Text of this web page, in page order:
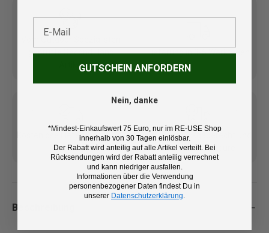
geprüfte Second Hand
Artikel
Lieferung in 3-5 Werktagen
Kostenlose Lieferung ab 100
€ (DE/AT)
14 Tage Rückgaberecht und
kostenlose Retoure
Beschreibung
GUTSCHEIN ANFORDERN
Nein, danke
*Mindest-Einkaufswert 75 Euro, nur im RE-USE Shop
innerhalb von 30 Tagen einlösbar.
Der Rabatt wird anteilig auf alle Artikel verteilt. Bei
Rücksendungen wird der Rabatt anteilig verrechnet
und kann niedriger ausfallen.
Informationen über die Verwendung
personenbezogener Daten findest Du in
unserer Datenschutzerklärung